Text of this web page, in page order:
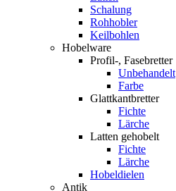
Schalung
Rohhobler
Keilbohlen
Hobelware
Profil-, Fasebretter
Unbehandelt
Farbe
Glattkantbretter
Fichte
Lärche
Latten gehobelt
Fichte
Lärche
Hobeldielen
Antik